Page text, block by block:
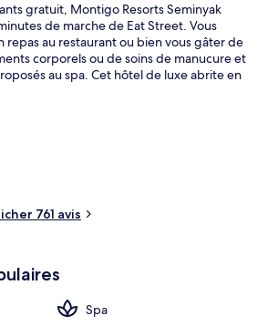
gratuit, Montigo Resorts Seminyak
de marche de Eat Street. Vous
repas au restaurant ou bien vous gâter de
corporels ou de soins de manucure et
au spa. Cet hôtel de luxe abrite en
attentionné et l'emplacement
auprès des autres voyageurs.
761 avis
Spa